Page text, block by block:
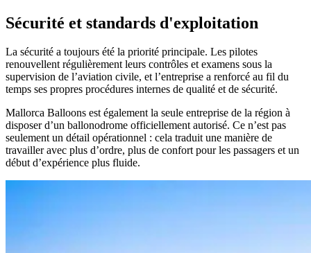
Sécurité et standards d'exploitation
La sécurité a toujours été la priorité principale. Les pilotes
renouvellent régulièrement leurs contrôles et examens sous la
supervision de l’aviation civile, et l’entreprise a renforcé au fil du
temps ses propres procédures internes de qualité et de sécurité.
Mallorca Balloons est également la seule entreprise de la région à
disposer d’un ballonodrome officiellement autorisé. Ce n’est pas
seulement un détail opérationnel : cela traduit une manière de
travailler avec plus d’ordre, plus de confort pour les passagers et un
début d’expérience plus fluide.